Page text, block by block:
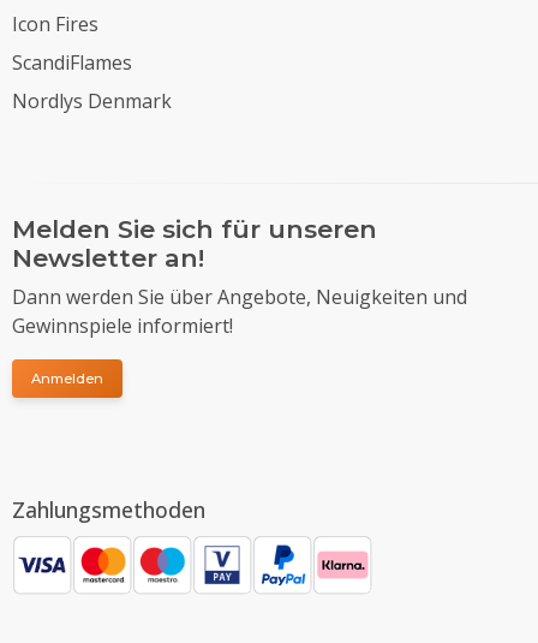
Icon Fires
ScandiFlames
Nordlys Denmark
Melden Sie sich für unseren
Newsletter an!
Dann werden Sie über Angebote, Neuigkeiten und
Gewinnspiele informiert!
Anmelden
Zahlungsmethoden